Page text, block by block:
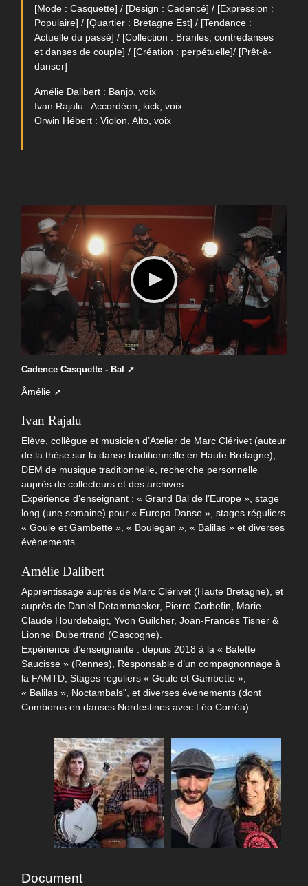
[Mode : Casquette] / [Design : Cadencé] / [Expression :
Populaire] / [Quartier : Bretagne Est] / [Tendance :
Actuelle du passé] / [Collection : Branles, contredanses
et danses de couple] / [Création : perpétuelle]/ [Prêt-à-
danser]
Amélie Dalibert : Banjo, voix
Ivan Rajalu : Accordéon, kick, voix
Orwin Hébert : Violon, Alto, voix
Cadence Casquette - Bal
Âmélie
Ivan Rajalu
Elève, collègue et musicien d’Atelier de Marc Clérivet (auteur
de la thèse sur la danse traditionnelle en Haute Bretagne),
DEM de musique traditionnelle, recherche personnelle
auprès de collecteurs et des archives.
Expérience d’enseignant : « Grand Bal de l’Europe », stage
long (une semaine) pour « Europa Danse », stages réguliers
« Goule et Gambette », « Boulegan », « Balilas » et diverses
évènements.
Amélie Dalibert
Apprentissage auprès de Marc Clérivet (Haute Bretagne), et
auprès de Daniel Detammaeker, Pierre Corbefin, Marie
Claude Hourdebaigt, Yvon Guilcher, Joan-Francès Tisner &
Lionnel Dubertrand (Gascogne).
Expérience d’enseignante : depuis 2018 à la « Balette
Saucisse » (Rennes), Responsable d’un compagnonnage à
la FAMTD, Stages réguliers « Goule et Gambette »,
« Balilas », Noctambals", et diverses évènements (dont
Comboros en danses Nordestines avec Léo Corréa).
Document